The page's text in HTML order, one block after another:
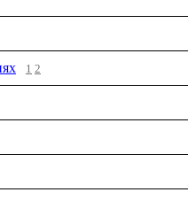
1 2